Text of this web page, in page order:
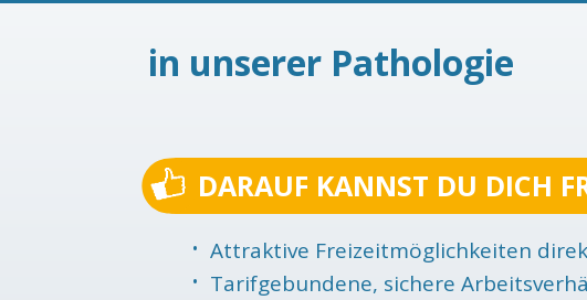
in unserer Pathologie
DARAUF KANNST DU DICH
Attraktive Freizeitmöglichkeiten
Tarifgebundene, sichere